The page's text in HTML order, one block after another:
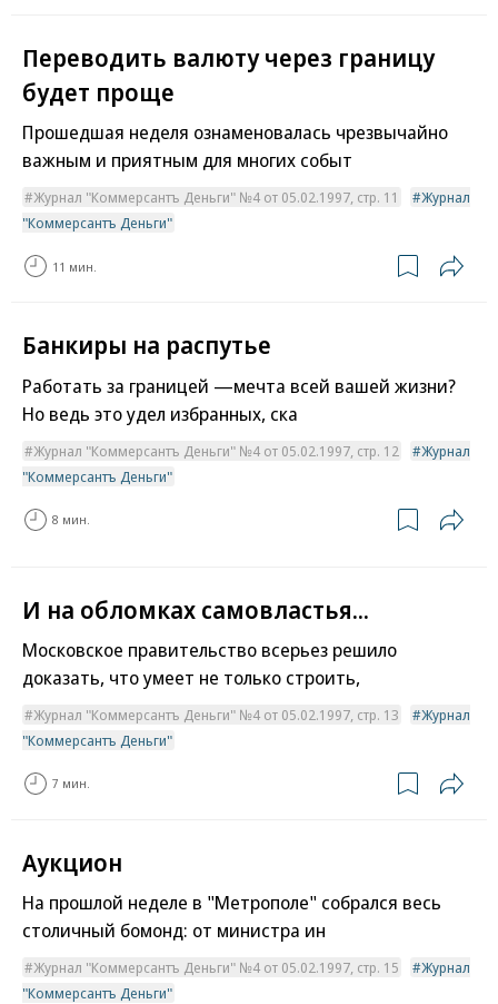
Переводить валюту через границу
будет проще
Прошедшая неделя ознаменовалась чрезвычайно
важным и приятным для многих событ
Журнал "Коммерсантъ Деньги" №4 от 05.02.1997, стр. 11
Журнал
"Коммерсантъ Деньги"
11 мин.
Банкиры на распутье
Работать за границей —мечта всей вашей жизни?
Но ведь это удел избранных, ска
Журнал "Коммерсантъ Деньги" №4 от 05.02.1997, стр. 12
Журнал
"Коммерсантъ Деньги"
8 мин.
И на обломках самовластья...
Московское правительство всерьез решило
доказать, что умеет не только строить,
Журнал "Коммерсантъ Деньги" №4 от 05.02.1997, стр. 13
Журнал
"Коммерсантъ Деньги"
7 мин.
Аукцион
На прошлой неделе в "Метрополе" собрался весь
столичный бомонд: от министра ин
Журнал "Коммерсантъ Деньги" №4 от 05.02.1997, стр. 15
Журнал
"Коммерсантъ Деньги"